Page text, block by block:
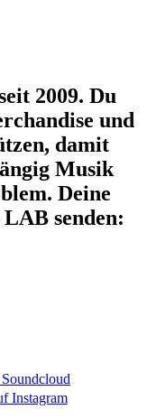
2009. Du
und
damit
Musik
Deine
senden: